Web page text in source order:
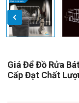
Giá Để Đồ Rửa
Cấp Đạt Chất